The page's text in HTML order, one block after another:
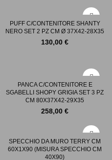
PUFF C/CONTENITORE SHANTY
NERO SET 2 PZ CM Ø 37X42-28X35
130,00 €
PANCA C/CONTENITORE E
SGABELLI SHOPY GRIGIA SET 3 PZ
CM 80X37X42-29X35
258,00 €
SPECCHIO DA MURO TERRY CM
60X1X90 (MISURA SPECCHIO CM
40X90)